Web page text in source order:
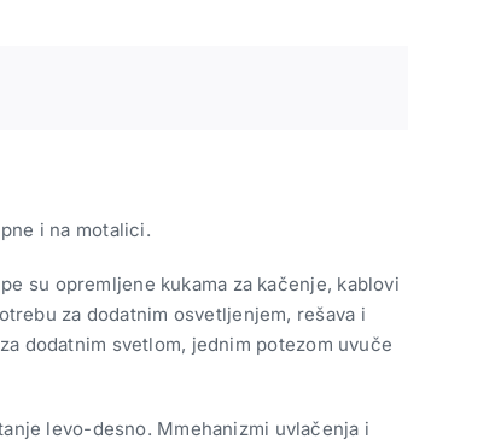
i na motalici.
su opremljene kukama za kačenje, kablovi
za dodatnim osvetljenjem, rešava i
dodatnim svetlom, jednim potezom uvuče
levo-desno. Mmehanizmi uvlačenja i